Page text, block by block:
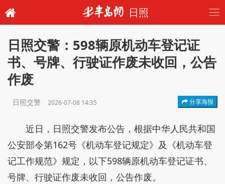
日照
日照交警：598辆原机动车登记证
书、号牌、行驶证作废未收回，公告
作废
日照交警 2026-07-08 14:35 分享海报
近日，日照交警发布公告，根据中华人民共和国
公安部令第162号《机动车登记规定》及《机动车登
记工作规范》规定，以下598辆原机动车登记证书、
号牌、行驶证作废未收回，公告作废。